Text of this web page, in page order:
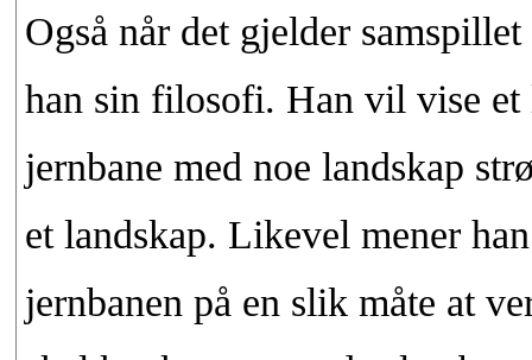
Også når det gjelder
han sin filosofi. Han vil vise et
jernbane med noe landskap
et landskap. Likevel mener
jernbanen på en slik måte at